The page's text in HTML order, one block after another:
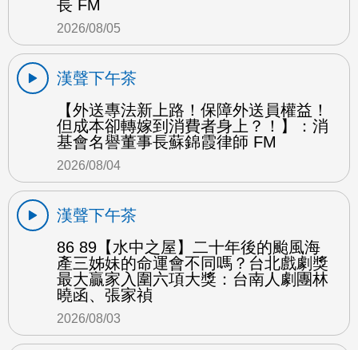
長 FM
2026/08/05
漢聲下午茶
【外送專法新上路！保障外送員權益！
但成本卻轉嫁到消費者身上？！】：消
基會名譽董事長蘇錦霞律師 FM
2026/08/04
漢聲下午茶
86 89【水中之屋】二十年後的颱風海
產三姊妹的命運會不同嗎？台北戲劇獎
最大贏家入圍六項大獎：台南人劇團林
曉函、張家禎
2026/08/03